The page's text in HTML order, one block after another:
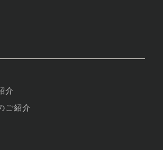
介
ご紹介